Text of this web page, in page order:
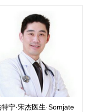
特宁·宋杰医生·Somjate